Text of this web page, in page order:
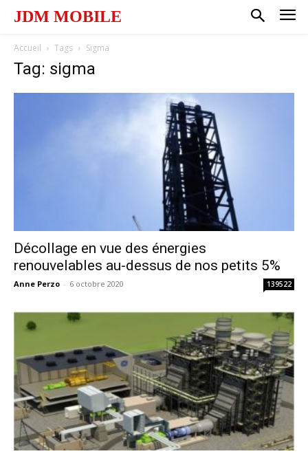
JDM MOBILE
Accueil Tags Sigma
Tag: sigma
Décollage en vue des énergies
renouvelables au-dessus de nos petits 5%
Anne Perzo - 6 octobre 2020 139522